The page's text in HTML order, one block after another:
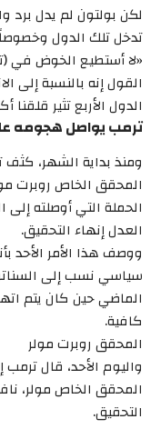
لكن بولتون لم يدل
تدخل تلك الدول وخصوصاً
«لا أستطيع الخوض في
الدول الأربع تثير
ترمب يواصل هجومه
ومنذ بداية الشهر،
المحقق الخاص روبرت
الحملة التي أوصلته
العدل إنهاء التحقيق.
ووصف هذا الأمر الأحد
سياسي نسب إلى
الماضي حين كان يتم
كافية.
المحقق روبرت مولر
واليوم الأحد، قال
المحقق الخاص مولر،
التحقيق.